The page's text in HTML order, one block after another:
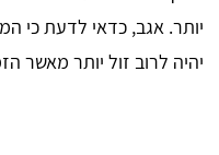
יותר. אגב, כדאי לדעת כי
יהיה לרוב זול יותר מאשר